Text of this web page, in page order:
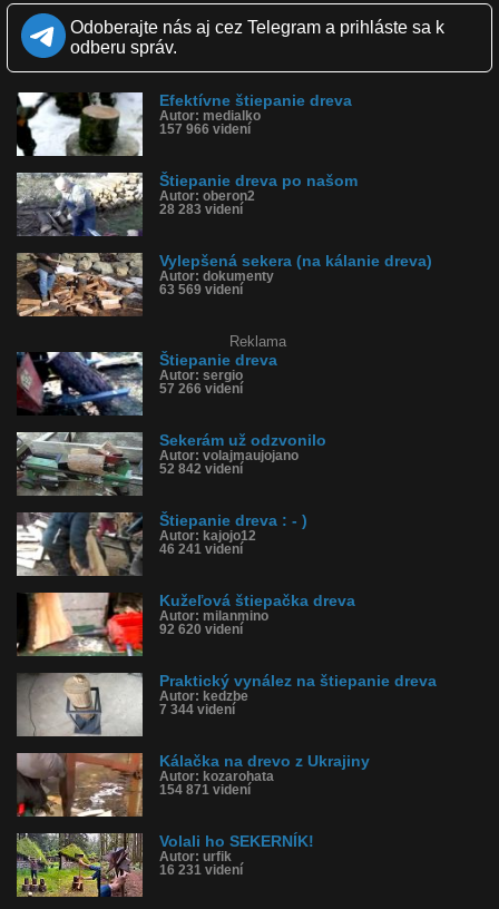
Zverejnené: 16.10.2010 11:32
Páči sa: 82% (109 hlasov)
Obľúbené: 69
Komentárov: 201
Kategória: veda a technika
Tagy: štiepať drevo, kálať drevo, drevorubač, sekera, drevo,
koleso, auto, disk
História sledovanosti videa:
Odoberajte nás aj cez Telegram a prihláste sa k
odberu správ.
Efektívne štiepanie dreva
Autor: medialko
157 966 videní
Štiepanie dreva po našom
Autor: oberon2
28 283 videní
Vylepšená sekera (na kálanie dreva)
Autor: dokumenty
63 569 videní
Reklama
Štiepanie dreva
Autor: sergio
57 266 videní
Sekerám už odzvonilo
Autor: volajmaujojano
52 842 videní
Štiepanie dreva : - )
Autor: kajojo12
46 241 videní
Kužeľová štiepačka dreva
Autor: milanmino
92 620 videní
Praktický vynález na štiepanie dreva
Autor: kedzbe
7 344 videní
Kálačka na drevo z Ukrajiny
Autor: kozarohata
154 871 videní
Volali ho SEKERNÍK!
Autor: urfik
16 231 videní